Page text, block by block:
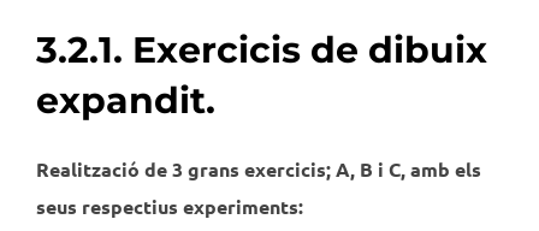
3.2.1. Exercicis de dibuix
expandit.
Realització de 3 grans exercicis; A, B i C, amb els
seus respectius experiments: